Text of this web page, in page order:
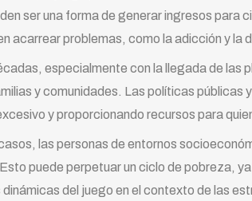
ser una forma de generar ingresos para
acarrear problemas, como la adicción y la
especialmente con la llegada de
y comunidades. Las políticas públicas
y proporcionando recursos para
las personas de entornos
puede perpetuar un ciclo de pobreza,
del juego en el contexto de las